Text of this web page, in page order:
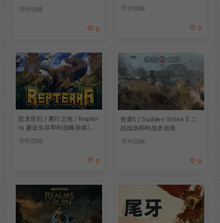
即时战略
0
即时战略
0
恐龙世纪 / 爬行之地 / Repter
ra 建设生存即时战略游戏|下
即时战略
0
突袭5 / Sudden Strike 5 二
战战场即时战术游戏
即时战略
0